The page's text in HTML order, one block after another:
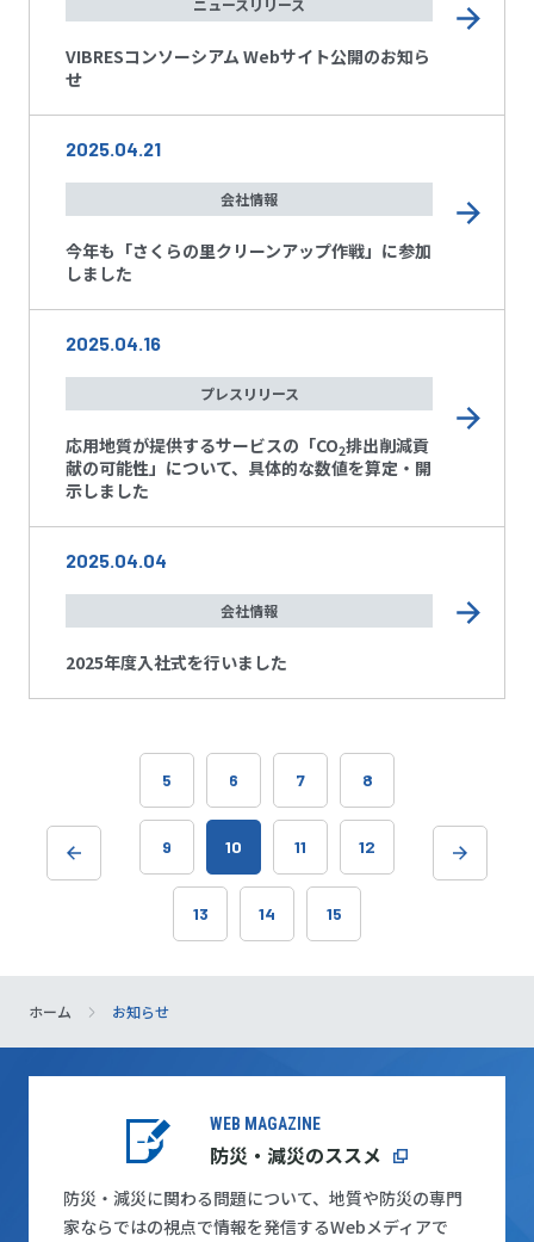
ホーム お知らせ
VIBRESコンソーシアム Webサイト公開のお知ら
せ
2025.04.21
会社情報
今年も「さくらの里クリーンアップ作戦」に参加
しました
2025.04.16
プレスリリース
応用地質が提供するサービスの「CO2排出削減貢
献の可能性」について、具体的な数値を算定・開
示しました
2025.04.04
会社情報
2025年度入社式を行いました
5 6 7 8
9 10 11 12
13 14 15
WEB MAGAZINE
防災・減災のススメ
防災・減災に関わる問題について、地質や防災の専門
家ならではの視点で情報を発信するWebメディアで